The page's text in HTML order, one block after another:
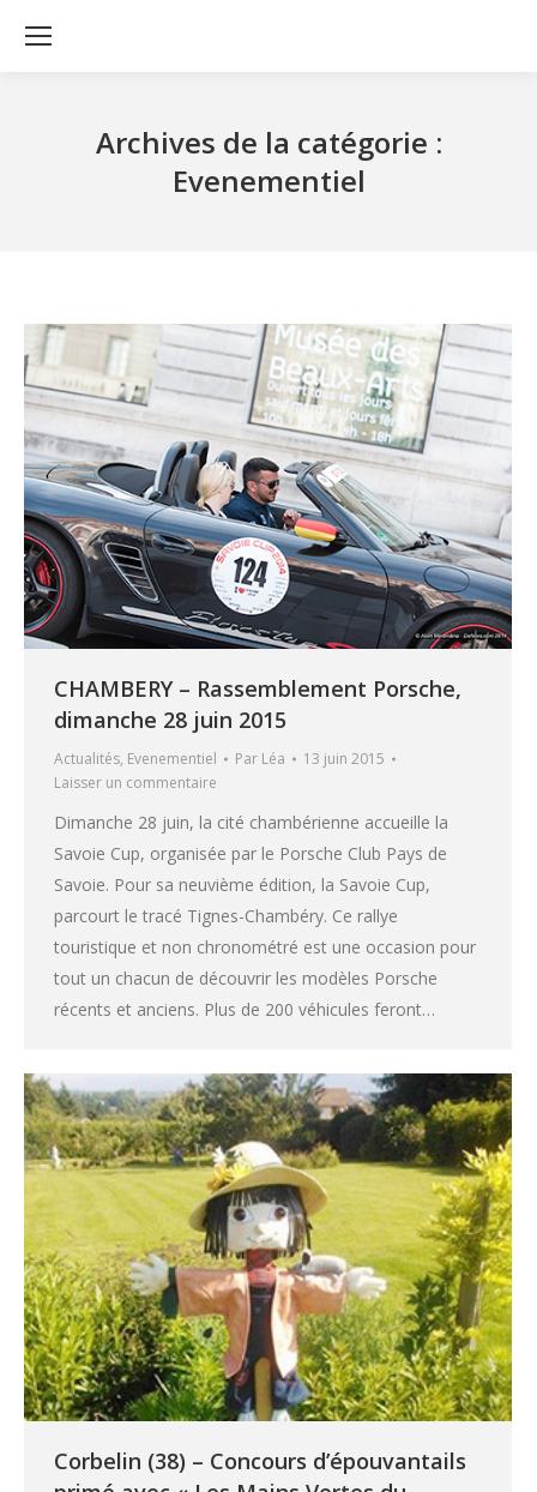
Archives de la catégorie :
Evenementiel
CHAMBERY – Rassemblement Porsche,
dimanche 28 juin 2015
Actualités, Evenementiel Par Léa
13 juin 2015
Laisser un commentaire
Dimanche 28 juin, la cité chambérienne accueille la
Savoie Cup, organisée par le Porsche Club Pays de
Savoie. Pour sa neuvième édition, la Savoie Cup,
parcourt le tracé Tignes-Chambéry. Ce rallye
touristique et non chronométré est une occasion pour
tout un chacun de découvrir les modèles Porsche
récents et anciens. Plus de 200 véhicules feront…
Corbelin (38) – Concours d’épouvantails